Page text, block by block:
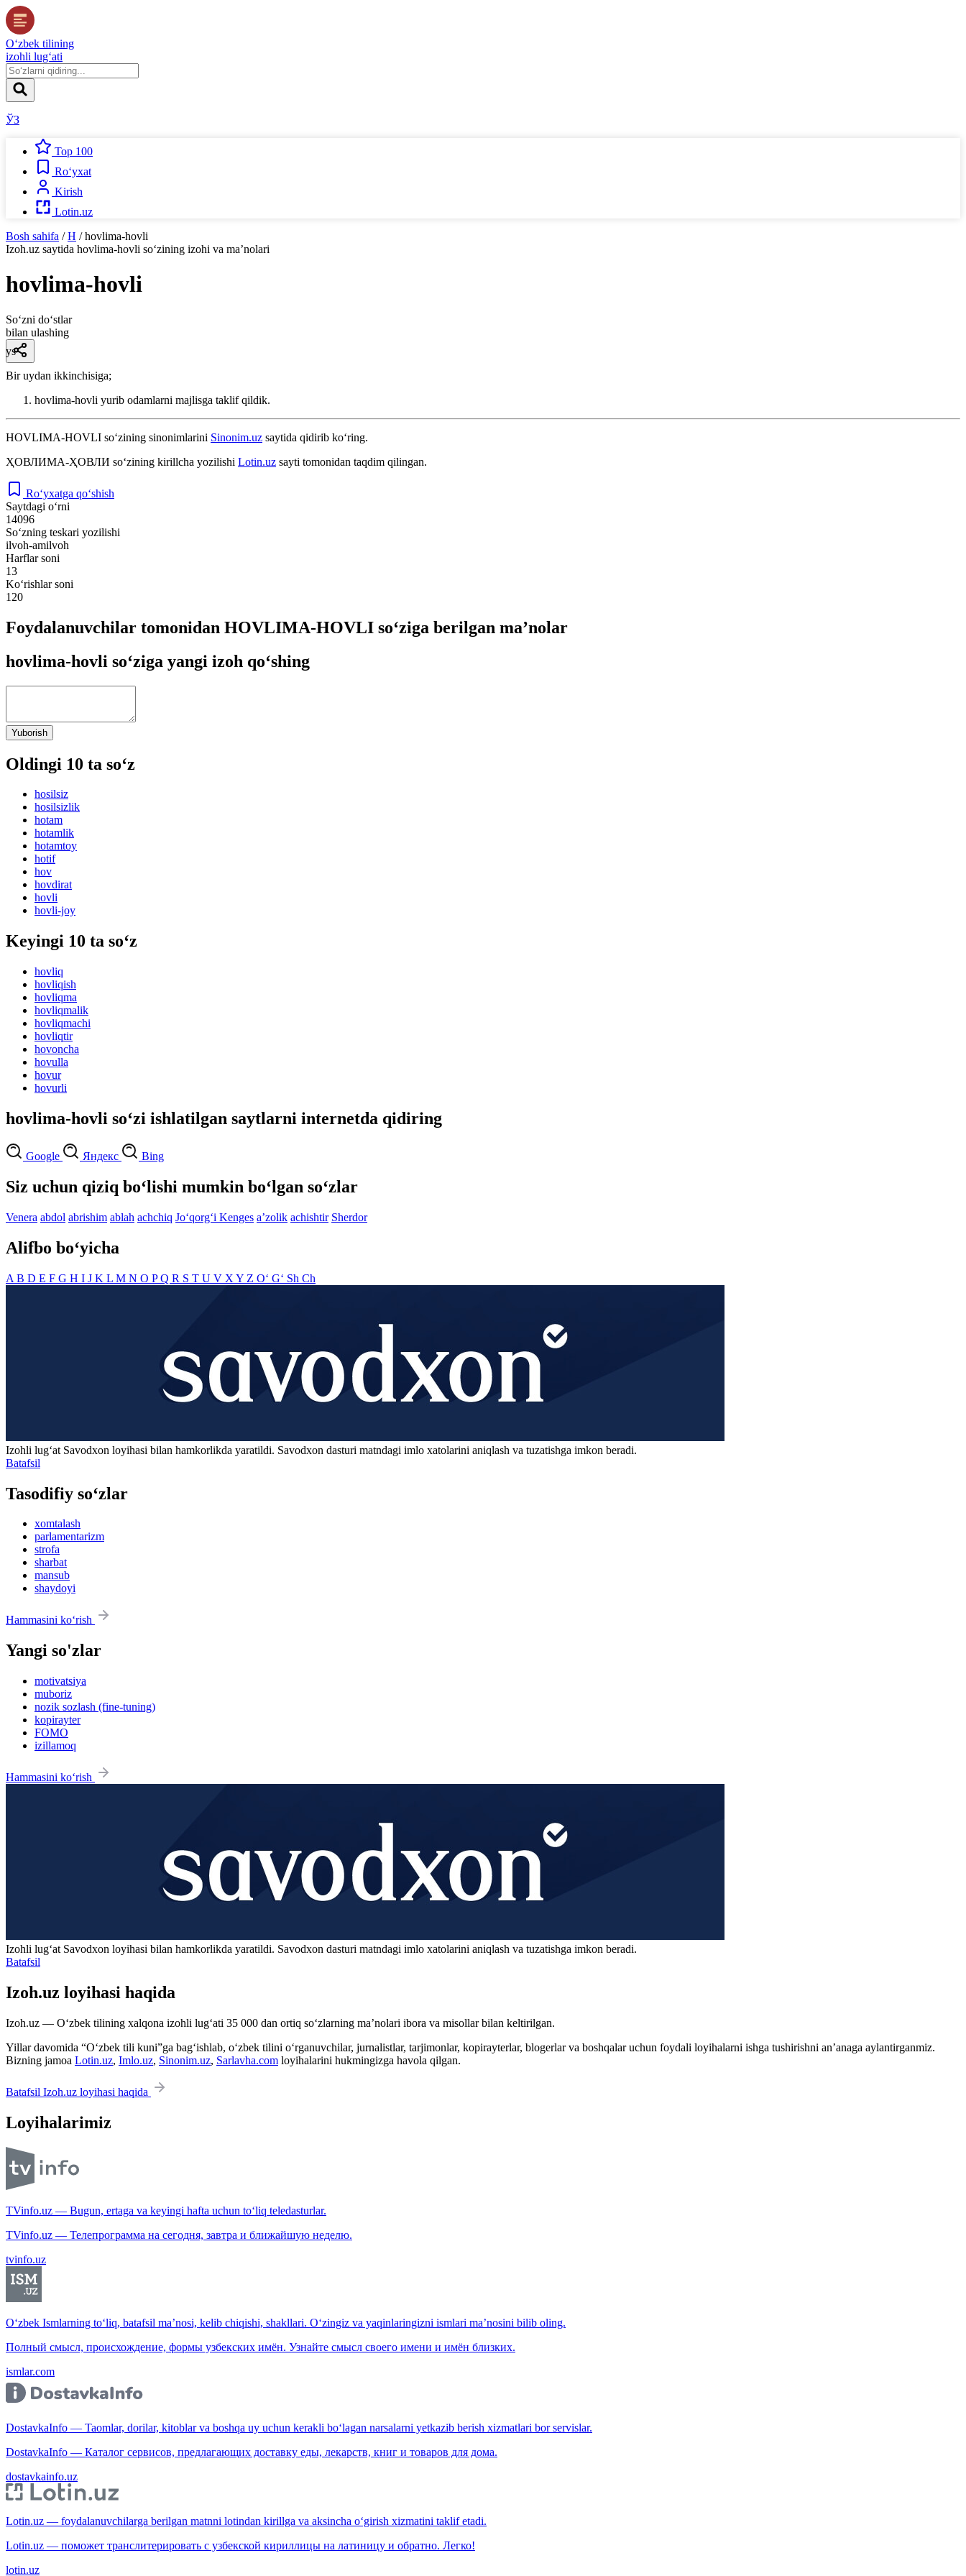
O‘zbek tilining
izohli lug‘ati
ЎЗ
Top 100
Ro‘yxat
Kirish
Lotin.uz
Bosh sahifa / H / hovlima-hovli
Izoh.uz saytida hovlima-hovli so‘zining izohi va ma’nolari
hovlima-hovli
So‘zni do‘stlar
bilan ulashing
ys
Bir uydan ikkinchisiga;
hovlima-hovli yurib odamlarni majlisga taklif qildik.
HOVLIMA-HOVLI so‘zining sinonimlarini Sinonim.uz saytida qidirib ko‘ring.
ҲОВЛИМА-ҲОВЛИ so‘zining kirillcha yozilishi Lotin.uz sayti tomonidan taqdim qilingan.
Ro‘yxatga qo‘shish
Saytdagi o‘rni
14096
So‘zning teskari yozilishi
ilvoh-amilvoh
Harflar soni
13
Ko‘rishlar soni
120
Foydalanuvchilar tomonidan HOVLIMA-HOVLI so‘ziga berilgan ma’nolar
hovlima-hovli so‘ziga yangi izoh qo‘shing
Yuborish
Oldingi 10 ta so‘z
hosilsiz
hosilsizlik
hotam
hotamlik
hotamtoy
hotif
hov
hovdirat
hovli
hovli-joy
Keyingi 10 ta so‘z
hovliq
hovliqish
hovliqma
hovliqmalik
hovliqmachi
hovliqtir
hovoncha
hovulla
hovur
hovurli
hovlima-hovli so‘zi ishlatilgan saytlarni internetda qidiring
Google Яндекс Bing
Siz uchun qiziq bo‘lishi mumkin bo‘lgan so‘zlar
Venera abdol abrishim ablah achchiq Jo‘qorg‘i Kenges aʼzolik achishtir Sherdor
Alifbo bo‘yicha
A B D E F G H I J K L M N O PQ R S T U V X Y Z O‘ G‘ Sh Ch
Izohli lugʻat Savodxon loyihasi bilan hamkorlikda yaratildi. Savodxon dasturi matndagi imlo xatolarini aniqlash va tuzatishga imkon beradi.
Batafsil
Tasodifiy so‘zlar
xomtalash
parlamentarizm
strofa
sharbat
mansub
shaydoyi
Hammasini ko‘rish
Yangi so'zlar
motivatsiya
muboriz
nozik sozlash (fine-tuning)
kopirayter
FOMO
izillamoq
Hammasini ko‘rish
Izohli lugʻat Savodxon loyihasi bilan hamkorlikda yaratildi. Savodxon dasturi matndagi imlo xatolarini aniqlash va tuzatishga imkon beradi.
Batafsil
Izoh.uz loyihasi haqida
Izoh.uz — O‘zbek tilining xalqona izohli lug‘ati 35 000 dan ortiq so‘zlarning ma’nolari ibora va misollar bilan keltirilgan.
Yillar davomida “O‘zbek tili kuni”ga bag‘ishlab, o‘zbek tilini o‘rganuvchilar, jurnalistlar, tarjimonlar, kopirayterlar, blogerlar va boshqalar uchun foydali loyihalarni ishga tushirishni an’anaga aylantirganmiz.
Bizning jamoa Lotin.uz, Imlo.uz, Sinonim.uz, Sarlavha.com loyihalarini hukmingizga havola qilgan.
Batafsil Izoh.uz loyihasi haqida
Loyihalarimiz
TVinfo.uz — Bugun, ertaga va keyingi hafta uchun to‘liq teledasturlar.
TVinfo.uz — Телепрограмма на сегодня, завтра и ближайшую неделю.
tvinfo.uz
O‘zbek Ismlarning to‘liq, batafsil ma’nosi, kelib chiqishi, shakllari. O‘zingiz va yaqinlaringizni ismlari ma’nosini bilib oling.
Полный смысл, происхождение, формы узбекских имён. Узнайте смысл своего имени и имён близких.
ismlar.com
DostavkaInfo — Taomlar, dorilar, kitoblar va boshqa uy uchun kerakli bo‘lagan narsalarni yetkazib berish xizmatlari bor servislar.
DostavkaInfo — Каталог сервисов, предлагающих доставку еды, лекарств, книг и товаров для дома.
dostavkainfo.uz
Lotin.uz — foydalanuvchilarga berilgan matnni lotindan kirillga va aksincha o‘girish xizmatini taklif etadi.
Lotin.uz — поможет транслитерировать с узбекской кириллицы на латиницу и обратно. Легко!
lotin.uz